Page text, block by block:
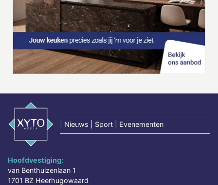
Nieuws | Sport | Evenementen
Hoofdvestiging:
van Benthuizenlaan 1
1701 BZ Heerhugowaard